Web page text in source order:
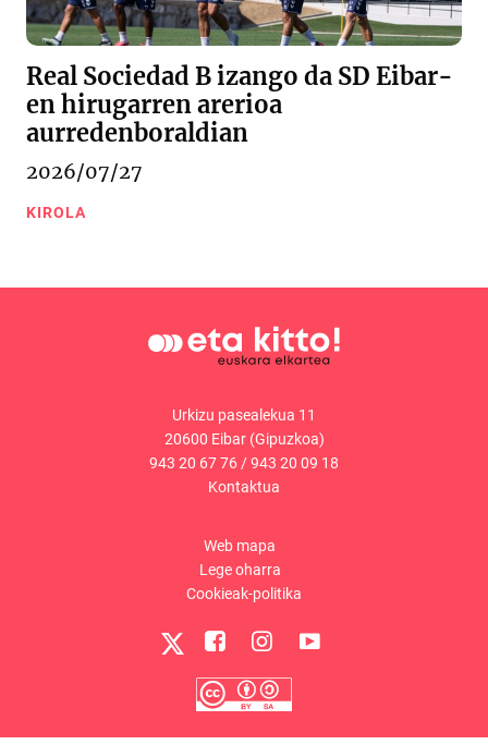
Real Sociedad B izango da SD Eibar-
en hirugarren arerioa
aurredenboraldian
2026/07/27
KIROLA
Urkizu pasealekua 11
20600 Eibar (Gipuzkoa)
943 20 67 76/943 20 09 18
Kontaktua
Web mapa
Lege oharra
Cookieak-politika